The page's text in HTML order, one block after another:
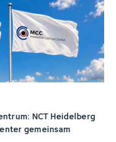
NCT Heidelberg
gemeinsam